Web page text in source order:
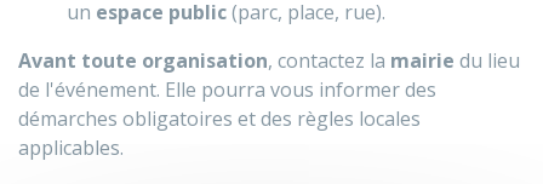
un espace public(parc, place, rue).
Avant toute organisation, contactez la mairie du lieu
de l'événement. Elle pourra vous informer des
démarches obligatoires et des règles locales
applicables.